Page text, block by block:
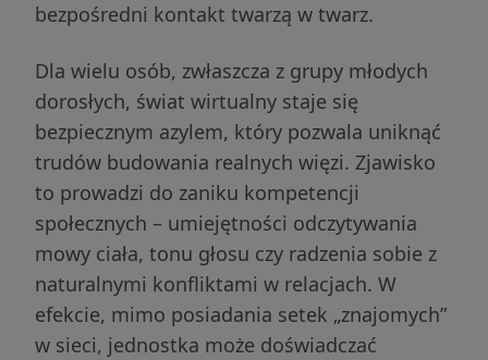
bezpośredni kontakt twarzą w twarz.
Dla wielu osób, zwłaszcza z grupy młodych
dorosłych, świat wirtualny staje się
bezpiecznym azylem, który pozwala uniknąć
trudów budowania realnych więzi. Zjawisko
to prowadzi do zaniku kompetencji
społecznych – umiejętności odczytywania
mowy ciała, tonu głosu czy radzenia sobie z
naturalnymi konfliktami w relacjach. W
efekcie, mimo posiadania setek „znajomych”
w sieci, jednostka może doświadczać